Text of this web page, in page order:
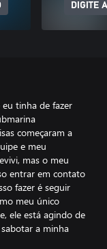
DIGITE
eu tinha de fazer
começaram a
e meu
mas o meu
entrar em contato
fazer é seguir
meu único
ele está agindo de
a minha